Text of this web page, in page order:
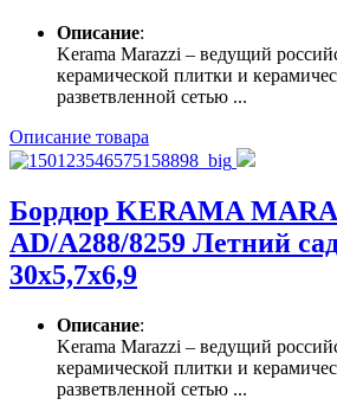
Описание:
Kerama Marazzi – ведущий
керамической плитки и
разветвленной сетью ...
Описание товара
Бордюр KERAMA
AD/A288/8259 Летний
30х5,7х6,9
Описание:
Kerama Marazzi – ведущий
керамической плитки и
разветвленной сетью ...